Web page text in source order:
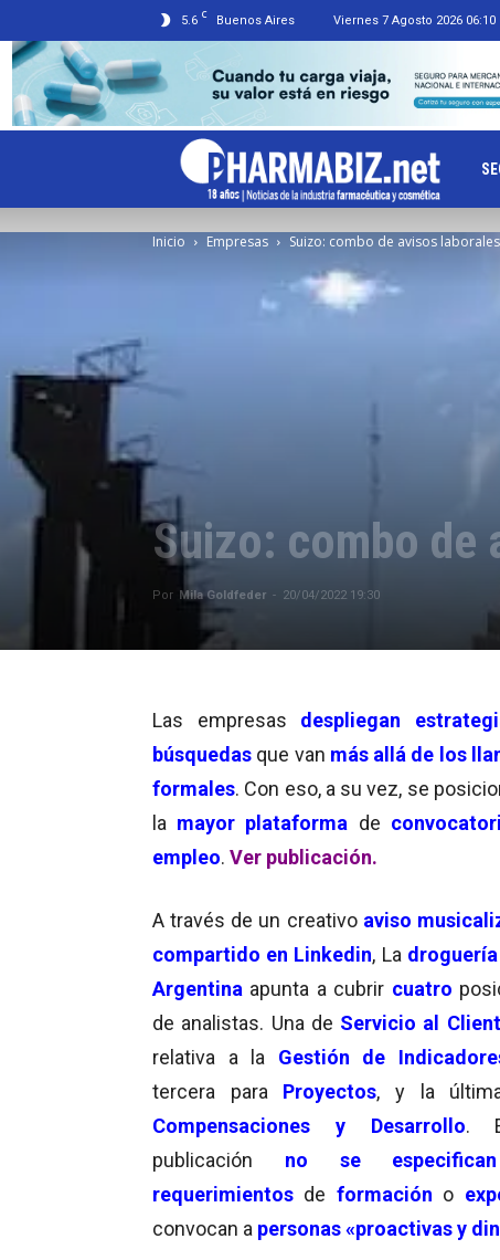
5.6 C Buenos Aires Viernes 7 Agosto 2026 06:10
Inicio Empresas Suizo: combo de avisos laborales
Suizo: combo de
Por Mila Goldfeder - 20/04/2022 19:30
Las empresas despliegan
búsquedas que van más allá de los
formales. Con eso, a su vez, se
la mayor plataforma de
empleo. Ver publicación.
A través de un creativo aviso
compartido en Linkedin, La
Argentina apunta a cubrir cuatro
de analistas. Una de Servicio al
relativa a la Gestión de
tercera para Proyectos, y la
Compensaciones y Desarrollo.
publicación no se
requerimientos de formación o
convocan a personas «proactivas y